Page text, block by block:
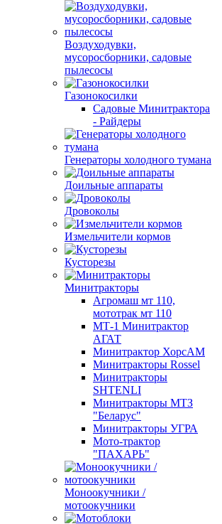
Воздуходувки,
мусоросборники, cадовые
пылесосы
Газонокосилки
Садовые Минитрактора
- Райдеры
Генераторы холодного тумана
Доильные аппараты
Дровоколы
Измельчители кормов
Кусторезы
Минитракторы
Агромаш мт 110,
мототрак мт 110
МТ-1 Минитрактор
АГАТ
Минитрактор ХорсАМ
Минитракторы Rossel
Минитракторы
SHTENLI
Минитракторы МТЗ
"Беларус"
Минитракторы УГРА
Мото-трактор
"ПАХАРЬ"
Моноокучники /
мотоокучники